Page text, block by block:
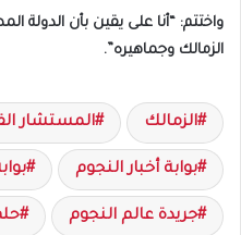
واختتم: “أنا على يقين بأن الدولة
الزمالك وجماهيره”.
الزمالك المستشار
بوابة أخبار النجوم
جريدة عالم النجوم